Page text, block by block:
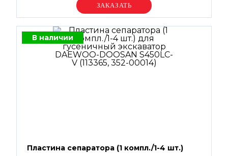
Уточняйте цену
В наличии
Пластина сепаратора (1 компл./1-4 шт.)